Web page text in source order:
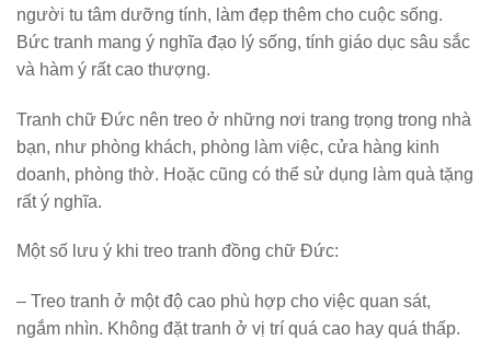
người tu tâm dưỡng tính, làm đẹp thêm cho cuộc sống.
Bức tranh mang ý nghĩa đạo lý sống, tính giáo dục sâu sắc
và hàm ý rất cao thượng.
Tranh chữ Đức nên treo ở những nơi trang trọng trong nhà
bạn, như phòng khách, phòng làm việc, cửa hàng kinh
doanh, phòng thờ. Hoặc cũng có thể sử dụng làm quà tặng
rất ý nghĩa.
Một số lưu ý khi treo tranh đồng chữ Đức:
– Treo tranh ở một độ cao phù hợp cho việc quan sát,
ngắm nhìn. Không đặt tranh ở vị trí quá cao hay quá thấp.